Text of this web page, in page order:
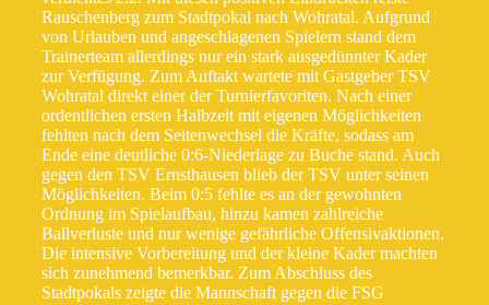
Rauschenberg zum Stadtpokal nach Wohratal. Aufgrund
von Urlauben und angeschlagenen Spielern stand dem
Trainerteam allerdings nur ein stark ausgedünnter Kader
zur Verfügung. Zum Auftakt wartete mit Gastgeber TSV
Wohratal direkt einer der Turnierfavoriten. Nach einer
ordentlichen ersten Halbzeit mit eigenen Möglichkeiten
fehlten nach dem Seitenwechsel die Kräfte, sodass am
Ende eine deutliche 0:6-Niederlage zu Buche stand. Auch
gegen den TSV Ernsthausen blieb der TSV unter seinen
Möglichkeiten. Beim 0:5 fehlte es an der gewohnten
Ordnung im Spielaufbau, hinzu kamen zahlreiche
Ballverluste und nur wenige gefährliche Offensivaktionen.
Die intensive Vorbereitung und der kleine Kader machten
sich zunehmend bemerkbar. Zum Abschluss des
Stadtpokals zeigte die Mannschaft gegen die FSG